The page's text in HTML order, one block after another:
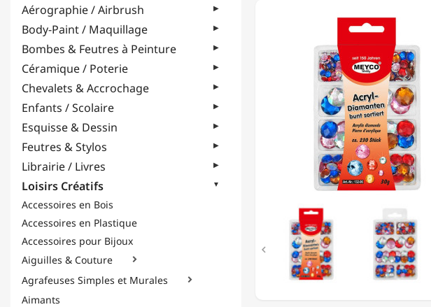
Aérographie / Airbrush
Body-Paint / Maquillage
Bombes & Feutres à Peinture
Céramique / Poterie
Chevalets & Accrochage
Enfants / Scolaire
Esquisse & Dessin
Feutres & Stylos
Librairie / Livres
Loisirs Créatifs
Accessoires en Bois
Accessoires en Plastique
Accessoires pour Bijoux
Aiguilles & Couture

Agrafeuses Simples et Murales 
Aimants
ACRYLIQUES
'COULEURS'
